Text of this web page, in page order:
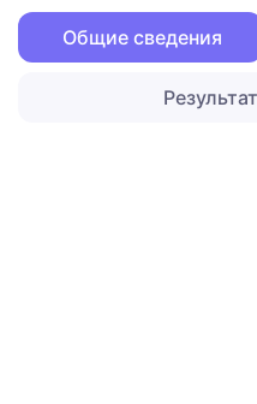
Общие сведения